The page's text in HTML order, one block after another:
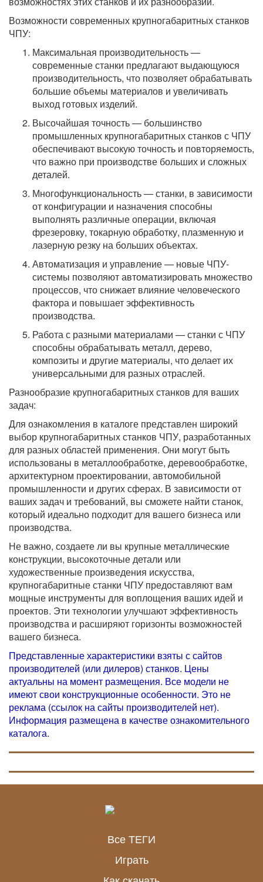
Возможности современных крупногабаритных станков
ЧПУ:
Максимальная производительность —
современные станки предлагают выдающуюся
производительность, что позволяет обрабатывать
большие объемы материалов и увеличивать
выход готовых изделий.
Высочайшая точность — большинство
промышленных крупногабаритных станков с ЧПУ
обеспечивают высокую точность и повторяемость,
что важно при производстве больших и сложных
деталей.
Многофункциональность — станки, в зависимости
от конфигурации и назначения способны
выполнять различные операции, включая
фрезеровку, токарную обработку, плазменную и
лазерную резку на больших объектах.
Автоматизация и управление — новые ЧПУ-
системы позволяют автоматизировать множество
процессов, что снижает влияние человеческого
фактора и повышает эффективность
производства.
Работа с разными материалами — станки с ЧПУ
способны обрабатывать металл, дерево,
композиты и другие материалы, что делает их
универсальными для разных отраслей.
Разнообразие крупногабаритных станков для ваших
задач:
Для ознакомления в каталоге представлен широкий
выбор крупногабаритных станков ЧПУ, разработанных
для разных областей применения. Они могут быть
использованы в металлообработке, деревообработке,
архитектурном проектировании, автомобильной
промышленности и других сферах. В зависимости от
ваших задач и требований, вы сможете найти станок,
который идеально подходит для вашего бизнеса или
производства.
Не важно, создаете ли вы крупные металлические
конструкции, высокоточные детали или
художественные произведения искусства,
крупногабаритные станки ЧПУ предоставляют вам
мощные инструменты для воплощения ваших идей и
проектов. Эти технологии улучшают эффективность
производства и расширяют горизонты возможностей
вашего бизнеса.
Представленные характеристики взяты с сайтов
производителей (или дилеров) станков. Цены
актуальны на момент размещения. Все модели не
имеют свои конструкционные особенности. Это не
реклама (ссылок на сайты производителей нет).
Информация размещена в качестве ознакомительного
каталога.
Все ТЕГИ
Играть